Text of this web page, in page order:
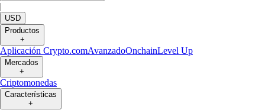
|
USD
Productos
+
Aplicación Crypto.comAvanzadoOnchainLevel Up
Mercados
+
Criptomonedas
Características
+